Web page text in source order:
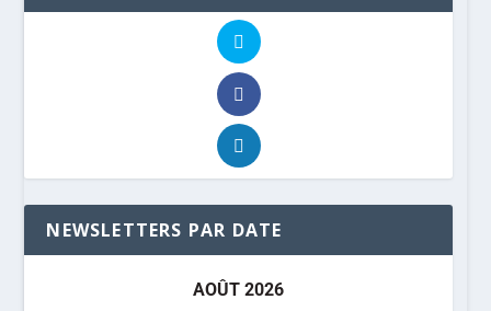
NEWSLETTERS PAR DATE
AOÛT 2026